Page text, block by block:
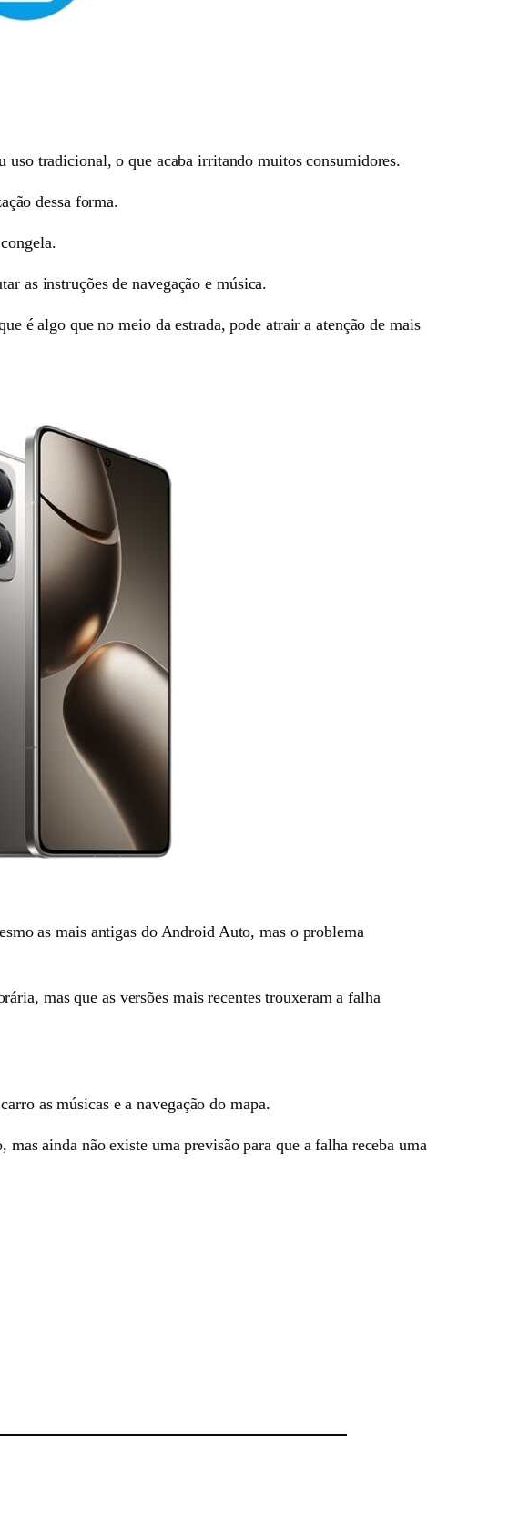
tradicional, o que acaba irritando muitos consumidores.
dessa forma.
as instruções de navegação e música.
é algo que no meio da estrada, pode atrair a atenção de mais
as mais antigas do Android Auto, mas o problema
mas que as versões mais recentes trouxeram a falha
as músicas e a navegação do mapa.
ainda não existe uma previsão para que a falha receba uma